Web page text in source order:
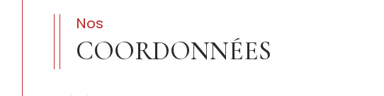
Nos
COORDONNÉES